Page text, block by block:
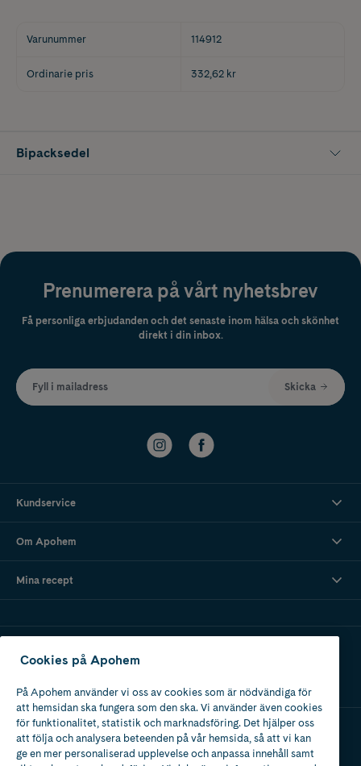
Varunummer 114912
Ordinarie pris 332,62 kr
Bipacksedel
Prenumerera på vårt nyhetsbrev
Få personliga erbjudanden och det senaste inom hälsa och skönhet
direkt i din inbox.
Fyll i mailadress Skicka
Kundservice
Om Apohem
Mina recept
Apotek med tillstånd
av Läkemedelsverket
Cookies på Apohem
På Apohem använder vi oss av cookies som är nödvändiga för
att hemsidan ska fungera som den ska. Vi använder även cookies
för funktionalitet, statistik och marknadsföring. Det hjälper oss
att följa och analysera beteenden på vår hemsida, så att vi kan
ge en mer personaliserad upplevelse och anpassa innehåll samt